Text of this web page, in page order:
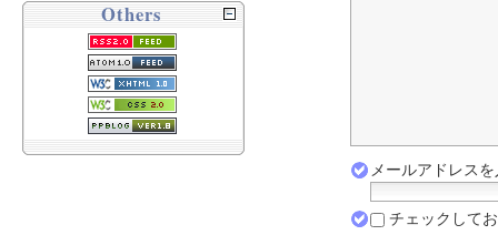
メールアドレス
チェックして
Others